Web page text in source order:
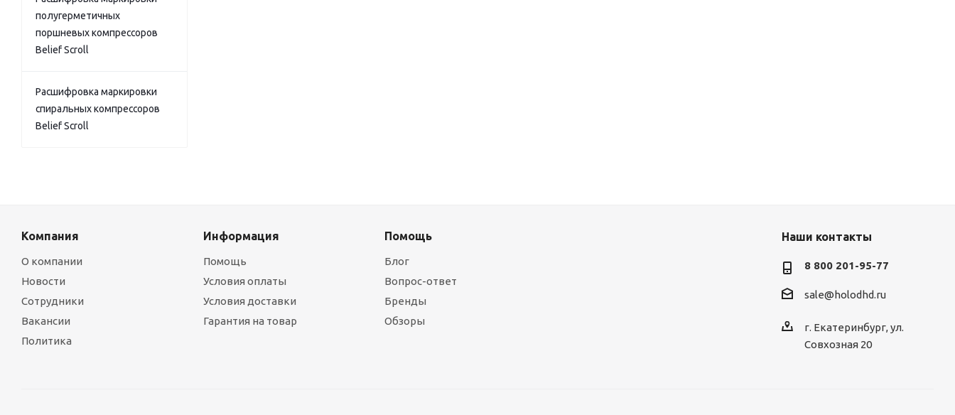
полугерметичных
поршневых компрессоров
Belief Scroll
Расшифровка маркировки
спиральных компрессоров
Belief Scroll
Компания
О компании
Новости
Сотрудники
Вакансии
Политика
Информация
Помощь
Условия оплаты
Условия доставки
Гарантия на товар
Помощь
Блог
Вопрос-ответ
Бренды
Обзоры
Наши контакты
8 800 201-95-77
sale@holodhd.ru
г. Екатеринбург, ул.
Совхозная 20